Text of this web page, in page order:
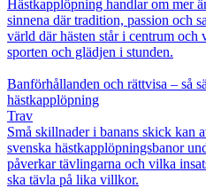
Hästkapplöpning handlar om mer
sinnena där tradition, passion och
värld där hästen står i centrum
sporten och glädjen i stunden.
Banförhållanden och rättvisa – så
hästkapplöpning
Trav
Små skillnader i banans skick kan
svenska hästkapplöpningsbanor
påverkar tävlingarna och vilka
ska tävla på lika villkor.